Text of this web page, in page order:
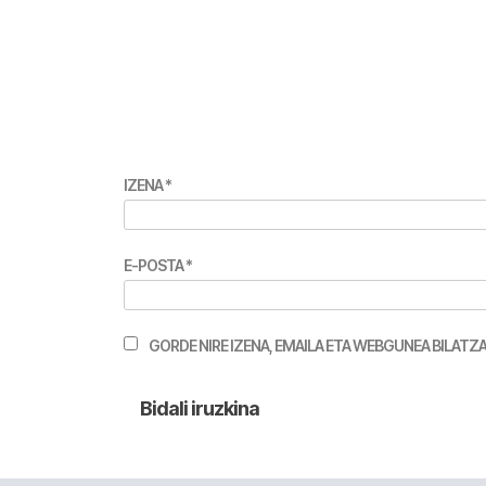
IZENA*
E-POSTA*
GORDE NIRE IZENA, EMAILA ETA WEBGUNEA